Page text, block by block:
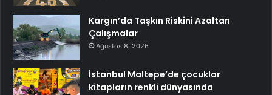
Kargın’da Taşkın Riskini Azaltan
Çalışmalar
Ağustos 8, 2026
İstanbul Maltepe’de çocuklar
kitapların renkli dünyasında